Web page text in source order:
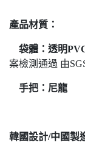
產品材質：
袋體：透明
案檢測通過 由
手把：尼龍
韓國設計/中國製